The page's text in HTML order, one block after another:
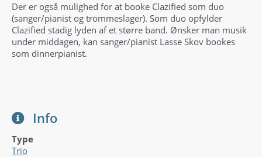
Der er også mulighed for at booke Clazified som duo
(sanger/pianist og trommeslager). Som duo opfylder
Clazified stadig lyden af et større band. Ønsker man musik
under middagen, kan sanger/pianist Lasse Skov bookes
som dinnerpianist.
Info
Type
Trio